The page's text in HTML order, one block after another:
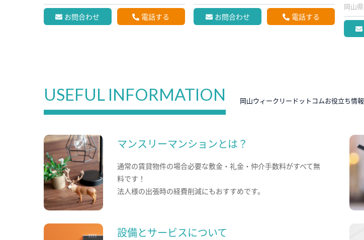
お問合わせ 電話する お問合わせ 電話する
岡山県
USEFUL INFORMATION 岡山ウィークリードットコムお役立ち情報
マンスリーマンションとは？
通常の賃貸物件の場合必要な敷金・礼金・仲介手数料がすべて無
料です！
法人様の出張時の経費削減にもおすすめです。
設備とサービスについて